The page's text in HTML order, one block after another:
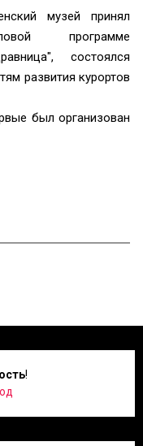
музей принял
программе
состоялся
развития курортов
был организован
!